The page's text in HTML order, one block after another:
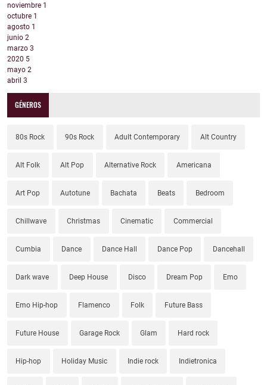
noviembre 1
octubre 1
agosto 1
junio 2
marzo 3
2020 5
mayo 2
abril 3
GÉNEROS
80s Rock 90s Rock Adult Contemporary Alt Country
Alt Folk Alt Pop Alternative Rock Americana
Art Pop Autotune Bachata Beats Bedroom
Chillwave Christmas Cinematic Commercial
Cumbia Dance Dance Hall Dance Pop Dancehall
Dark wave Deep House Disco Dream Pop Emo
Emo Hip-hop Flamenco Folk Future Bass
Future House Garage Rock Glam Hard rock
Hip-hop Holiday Music Indie rock Indietronica